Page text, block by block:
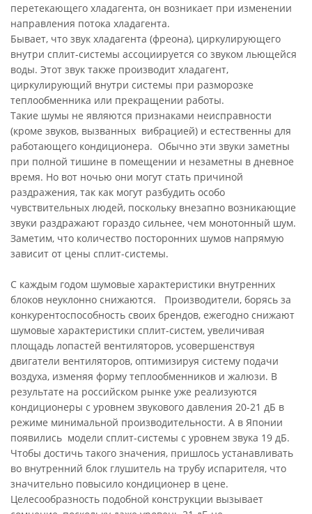
перетекающего хладагента, он возникает при изменении
направления потока хладагента.
Бывает, что звук хладагента (фреона), циркулирующего
внутри сплит-системы ассоциируется со звуком льющейся
воды. Этот звук также производит хладагент,
циркулирующий внутри системы при разморозке
теплообменника или прекращении работы.
Такие шумы не являются признаками неисправности
(кроме звуков, вызванных вибрацией) и естественны для
работающего кондиционера. Обычно эти звуки заметны
при полной тишине в помещении и незаметны в дневное
время. Но вот ночью они могут стать причиной
раздражения, так как могут разбудить особо
чувствительных людей, поскольку внезапно возникающие
звуки раздражают гораздо сильнее, чем монотонный шум.
Заметим, что количество посторонних шумов напрямую
зависит от цены сплит-системы.
С каждым годом шумовые характеристики внутренних
блоков неуклонно снижаются. Производители, борясь за
конкурентоспособность своих брендов, ежегодно снижают
шумовые характеристики сплит-систем, увеличивая
площадь лопастей вентиляторов, усовершенствуя
двигатели вентиляторов, оптимизируя систему подачи
воздуха, изменяя форму теплообменников и жалюзи. В
результате на российском рынке уже реализуются
кондиционеры с уровнем звукового давления 20-21 дБ в
режиме минимальной производительности. А в Японии
появились модели сплит-системы с уровнем звука 19 дБ.
Чтобы достичь такого значения, пришлось устанавливать
во внутренний блок глушитель на трубу испарителя, что
значительно повысило кондиционер в цене.
Целесообразность подобной конструкции вызывает